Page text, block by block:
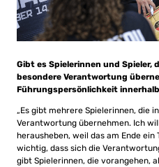
Gibt es Spielerinnen und Spieler,
besondere Verantwortung
Führungspersönlichkeit
„Es gibt mehrere Spielerinnen, die
Verantwortung übernehmen. Ich
herausheben, weil das am Ende
wichtig, dass sich die
gibt Spielerinnen, die vorangehen,